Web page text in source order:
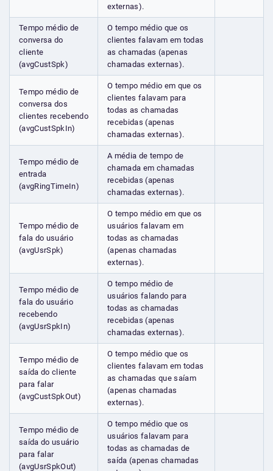
externas).
Tempo médio de
conversa do
cliente
(avgCustSpk)
O tempo médio que os
clientes falavam em todas
as chamadas (apenas
chamadas externas).
Tempo médio de
conversa dos
clientes recebendo
(avgCustSpkIn)
O tempo médio em que os
clientes falavam para
todas as chamadas
recebidas (apenas
chamadas externas).
Tempo médio de
entrada
(avgRingTimeIn)
A média de tempo de
chamada em chamadas
recebidas (apenas
chamadas externas).
Tempo médio de
fala do usuário
(avgUsrSpk)
O tempo médio em que os
usuários falavam em
todas as chamadas
(apenas chamadas
externas).
Tempo médio de
fala do usuário
recebendo
(avgUsrSpkIn)
O tempo médio de
usuários falando para
todas as chamadas
recebidas (apenas
chamadas externas).
Tempo médio de
saída do cliente
para falar
(avgCustSpkOut)
O tempo médio que os
clientes falavam em todas
as chamadas que saíam
(apenas chamadas
externas).
Tempo médio de
saída do usuário
para falar
(avgUsrSpkOut)
O tempo médio que os
usuários falavam para
todas as chamadas de
saída (apenas chamadas